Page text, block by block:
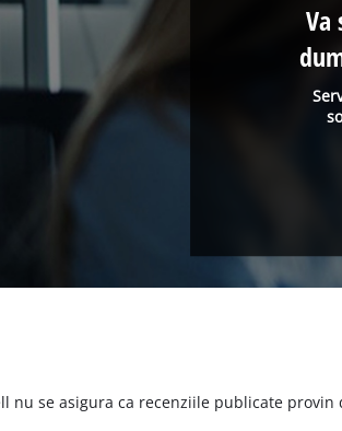
nu se asigura ca recenziile publicate